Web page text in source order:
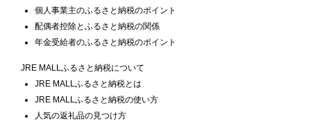
個人事業主のふるさと納税のポイント
配偶者控除とふるさと納税の関係
年金受給者のふるさと納税のポイント
JRE MALLふるさと納税について
JRE MALLふるさと納税とは
JRE MALLふるさと納税の使い方
人気の返礼品の見つけ方